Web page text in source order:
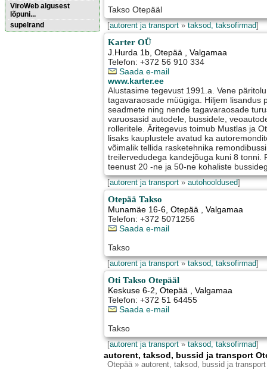
ViroWeb algusest
lõpuni...
supelrand
Takso Otepääl
[autorent ja transport»taksod, taksofirmad]
Karter OÜ
J.Hurda 1b,Otepää , Valgamaa
Telefon: +372 56 910 334
Saada e-mail
www.karter.ee
Alustasime tegevust 1991.a. Vene
tagavaraosade müügiga. Hiljem lisandus
seadmete ning nende tagavaraosade
varuosasid autodele, bussidele,
rolleritele. Äritegevus toimub Mustlas ja
lisaks kauplustele avatud ka
võimalik tellida rasketehnika
treilervedudega kandejõuga kuni 8 tonni.
teenust 20 -ne ja 50-ne kohaliste
[autorent ja transport»autohooldused]
Otepää Takso
Munamäe 16-6,Otepää , Valgamaa
Telefon: +372 5071256
Saada e-mail
Takso
[autorent ja transport»taksod, taksofirmad]
Oti Takso Otepääl
Keskuse 6-2,Otepää , Valgamaa
Telefon: +372 51 64455
Saada e-mail
Takso
[autorent ja transport»taksod, taksofirmad]
autorent, taksod, bussid ja transport
Otepää» autorent, taksod, bussid ja transport